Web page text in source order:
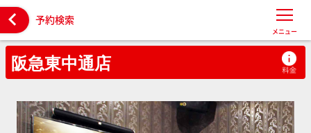
 予約検索
メニュー
阪急東中通店